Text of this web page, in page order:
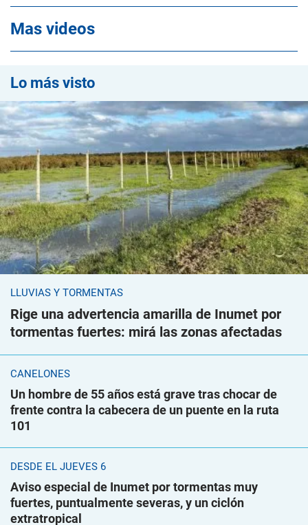
Mas videos
Lo más visto
LLUVIAS Y TORMENTAS
Rige una advertencia amarilla de Inumet por
tormentas fuertes: mirá las zonas afectadas
CANELONES
Un hombre de 55 años está grave tras chocar de
frente contra la cabecera de un puente en la ruta
101
DESDE EL JUEVES 6
Aviso especial de Inumet por tormentas muy
fuertes, puntualmente severas, y un ciclón
extratropical